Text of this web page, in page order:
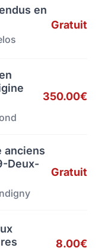
en
Gratuit
350.00€
anciens
Deux-
Gratuit
8.00€